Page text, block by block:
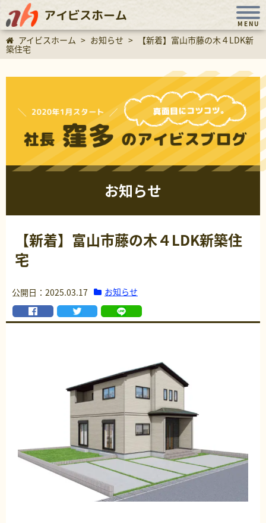
アイビスホーム
MENU
アイビスホーム > お知らせ > 【新着】富山市藤の木４LDK新
築住宅
お知らせ
【新着】富山市藤の木４LDK新築住
宅
公開日：2025.03.17 お知らせ